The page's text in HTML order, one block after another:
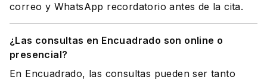
correo y WhatsApp recordatorio antes de la cita.
¿Las consultas en Encuadrado son online o
presencial?
En Encuadrado, las consultas pueden ser tanto